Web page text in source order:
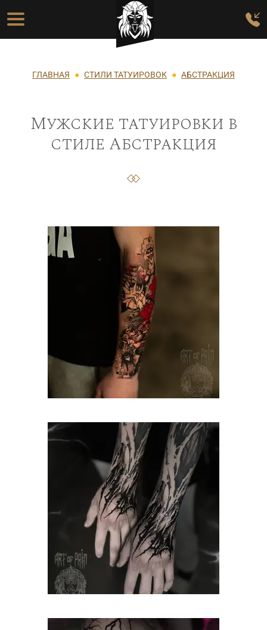
Перейти к основному содержанию
Основная навигация
Строка навигации
ГЛАВНАЯ СТИЛИ ТАТУИРОВОК АБСТРАКЦИЯ
Мужские татуировки в
стиле Абстракция